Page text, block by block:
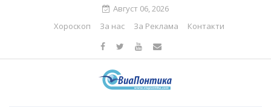
Август 06, 2026
Хороскоп
За нас За Реклама Контакти